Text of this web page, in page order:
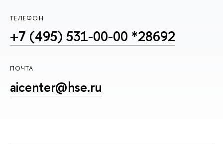
ТЕЛЕФОН
+7 (495) 531-00-00 *28692
ПОЧТА
aicenter@hse.ru